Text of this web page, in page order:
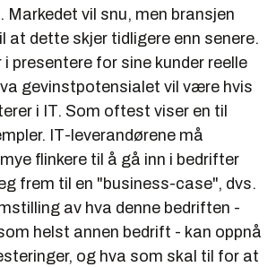
Markedet vil snu, men bransjen
at dette skjer tidligere enn senere.
i presentere for sine kunder reelle
gevinstpotensialet vil være hvis
i IT. Som oftest viser en til
IT-leverandørene må
flinkere til å gå inn i bedrifter
frem til en "business-case", dvs.
av hva denne bedriften -
helst annen bedrift - kan oppnå
og hva som skal til for at